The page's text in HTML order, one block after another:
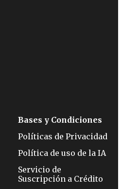
Bases y Condiciones
Políticas de Privacidad
Política de uso de la IA
Servicio de
Suscripción a Crédito